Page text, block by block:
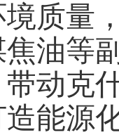
境质量
油等
动克
造能源